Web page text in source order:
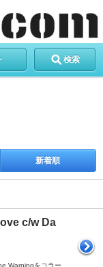
検索
新着順
c/w Da
Warningをコラー